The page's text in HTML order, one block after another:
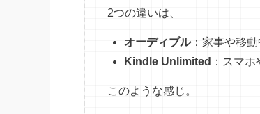
2つの違いは、
オーディブル：家事や移
Kindle Unlimited ：スマ
このような感じ。